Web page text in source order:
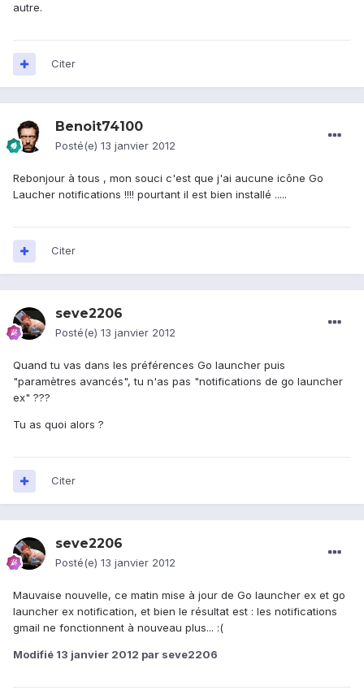
autre.
Citer
Benoit74100
Posté(e) 13 janvier 2012
Rebonjour à tous , mon souci c'est que j'ai aucune icône Go
Laucher notifications !!!! pourtant il est bien installé .....
Citer
seve2206
Posté(e) 13 janvier 2012
Quand tu vas dans les préférences Go launcher puis
"paramètres avancés", tu n'as pas "notifications de go launcher
ex" ???
Tu as quoi alors ?
Citer
seve2206
Posté(e) 13 janvier 2012
Mauvaise nouvelle, ce matin mise à jour de Go launcher ex et go
launcher ex notification, et bien le résultat est : les notifications
gmail ne fonctionnent à nouveau plus... :(
Modifié 13 janvier 2012 par seve2206